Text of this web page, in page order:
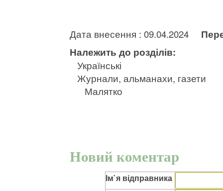
Дата внесення : 09.04.2024
Належить до розділів:
Українські
Журнали, альманахи, газети
Малятко
Новий коментар
Ім`я відправника